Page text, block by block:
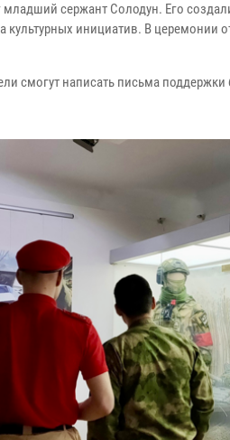
сержант Солодун. Его
культурных инициатив. В
смогут написать письма